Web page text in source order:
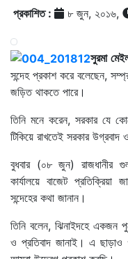
প্রকাশিত : ৮ জুন, ২০১৬,
সুরমা
সন্দেহ প্রকাশ করে বলেছেন,
জড়িত থাকতে পারে।
তিনি মনে করেন, সরকার যে
টিকিয়ে রাখতেই সরকার উগ্রবাদ
বুধবার (০৮ জুন) রাজধানীর
কার্যালয়ে বাজেট
সন্দেহের কথা জানান।
তিনি বলেন, ঝিনাইদহে একজন
ও প্রতিবাদ জানাই। এ ছাড়াও